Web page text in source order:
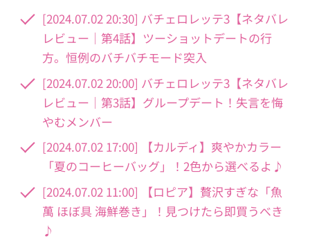
[2024.07.02 20:30] バチェロレッテ3【ネタバレ
レビュー｜第4話】ツーショットデートの行
方。恒例のバチバチモード突入
[2024.07.02 20:00] バチェロレッテ3【ネタバレ
レビュー｜第3話】グループデート！失言を悔
やむメンバー
[2024.07.02 17:00] 【カルディ】爽やかカラー
「夏のコーヒーバッグ」！2色から選べるよ♪
[2024.07.02 11:00] 【ロピア】贅沢すぎな「魚
萬 ほぼ具 海鮮巻き」！見つけたら即買うべき
♪